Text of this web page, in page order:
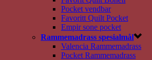
Pocket vendbar
Favoritt Quilt Pocket
Empir sone pocket
Rammemadrass spesialmål
Valencia Rammemadrass
Pocket Rammemadrass